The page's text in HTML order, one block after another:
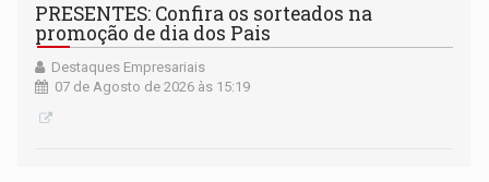
PRESENTES: Confira os sorteados na
promoção de dia dos Pais
Destaques Empresariais
07 de Agosto de 2026 às 15:19